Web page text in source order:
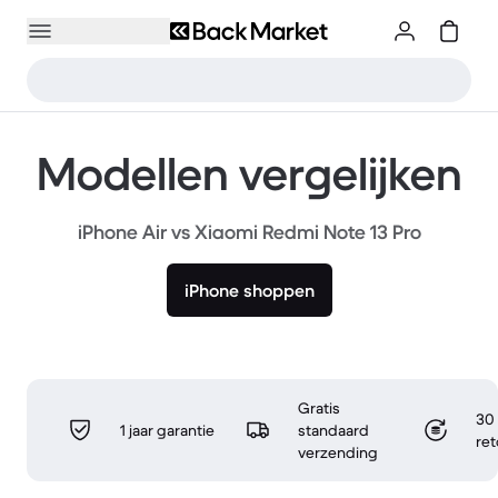
Modellen vergelijken
iPhone Air vs Xiaomi Redmi Note 13 Pro
iPhone shoppen
1 jaar garantie
Gratis
standaard
verzending
30